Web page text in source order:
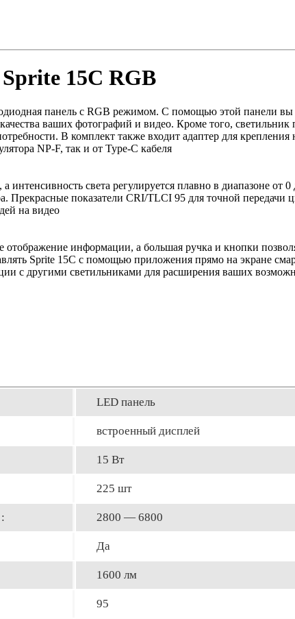
15C RGB
панель с RGB режимом. С помощью этой панели вы
ваших фотографий и видео. Кроме того, светильник
В комплект также входит адаптер для крепления
NP-F, так и от Type-C кабеля
интенсивность света регулируется плавно в диапазоне от
Прекрасные показатели CRI/TLCI 95 для точной передачи
на видео
отображение информации, а большая ручка и кнопки
Sprite 15С с помощью приложения прямо на экране
с другими светильниками для расширения ваших
LED панель
встроенный дисплей
15 Вт
225 шт
2800 — 6800
Да
1600 лм
95